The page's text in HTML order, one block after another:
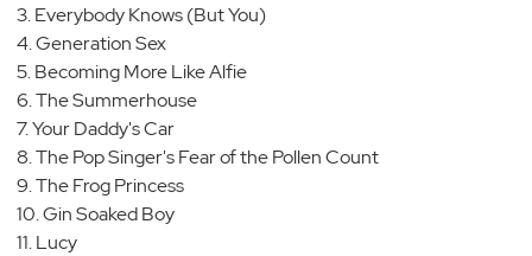
3. Everybody Knows (But You)
4. Generation Sex
5. Becoming More Like Alfie
6. The Summerhouse
7. Your Daddy's Car
8. The Pop Singer's Fear of the Pollen Count
9. The Frog Princess
10. Gin Soaked Boy
11. Lucy